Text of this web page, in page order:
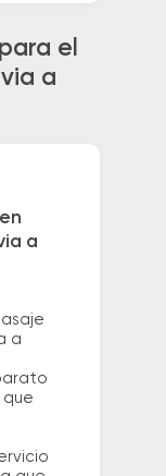
el
a
a
a
que